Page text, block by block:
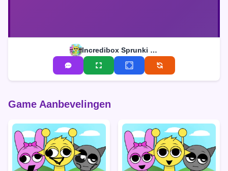
Incredibox Sprunki Scratch Vriendelijke Versie
Game Aanbevelingen